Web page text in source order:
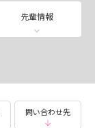
先輩情報
問い合わせ先